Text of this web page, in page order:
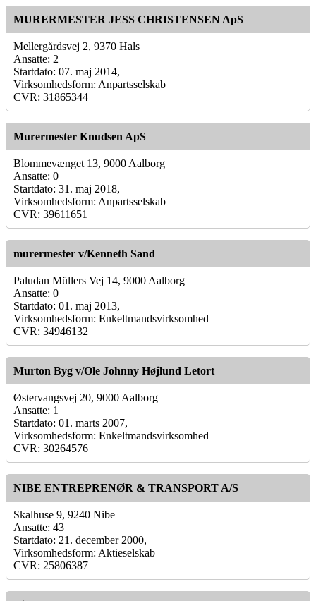
MURERMESTER JESS CHRISTENSEN ApS
Mellergårdsvej 2, 9370 Hals
Ansatte: 2
Startdato: 07. maj 2014,
Virksomhedsform: Anpartsselskab
CVR: 31865344
Murermester Knudsen ApS
Blommevænget 13, 9000 Aalborg
Ansatte: 0
Startdato: 31. maj 2018,
Virksomhedsform: Anpartsselskab
CVR: 39611651
murermester v/Kenneth Sand
Paludan Müllers Vej 14, 9000 Aalborg
Ansatte: 0
Startdato: 01. maj 2013,
Virksomhedsform: Enkeltmandsvirksomhed
CVR: 34946132
Murton Byg v/Ole Johnny Højlund Letort
Østervangsvej 20, 9000 Aalborg
Ansatte: 1
Startdato: 01. marts 2007,
Virksomhedsform: Enkeltmandsvirksomhed
CVR: 30264576
NIBE ENTREPRENØR & TRANSPORT A/S
Skalhuse 9, 9240 Nibe
Ansatte: 43
Startdato: 21. december 2000,
Virksomhedsform: Aktieselskab
CVR: 25806387